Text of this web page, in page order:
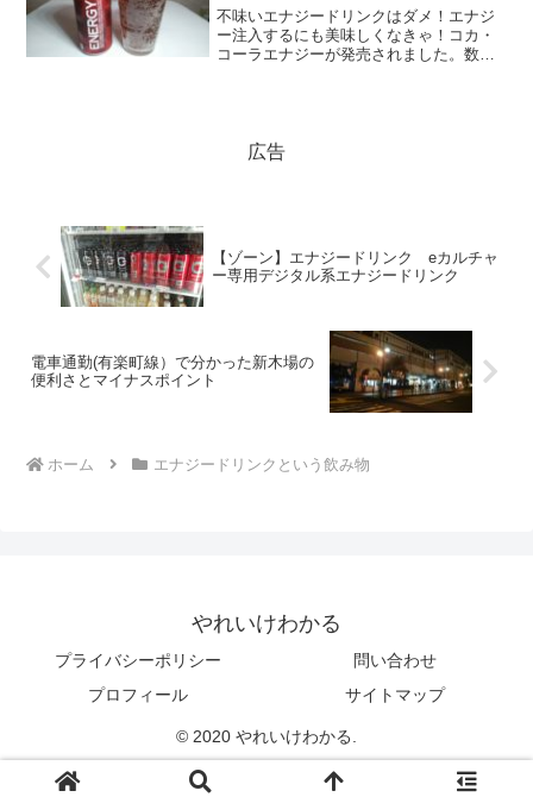
不味いエナジードリンクはダメ！エナジ
ー注入するにも美味しくなきゃ！コカ・
コーラエナジーが発売されました。数あ
広告
【ゾーン】エナジードリンク eカルチャ
ー専用デジタル系エナジードリンク
電車通勤(有楽町線）で分かった新木場の
便利さとマイナスポイント
ホーム エナジードリンクという飲み物
やれいけわかる
プライバシーポリシー
問い合わせ
プロフィール
サイトマップ
© 2020 やれいけわかる.